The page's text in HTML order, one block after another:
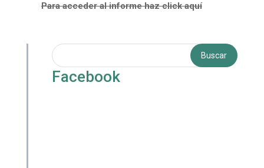
Para acceder al informe haz click aquí
Facebook